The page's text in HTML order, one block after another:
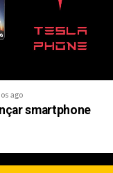
ago
smartphone